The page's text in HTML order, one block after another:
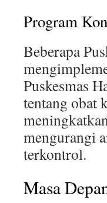
Program
Beberapa
Puskesmas
tentang obat
mengurangi
terkontrol.
Masa